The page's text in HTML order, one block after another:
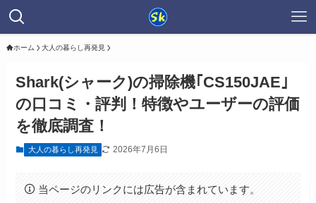
ホーム 大人の暮らし再発見
Shark(シャーク)の掃除機｢CS150JAE｣
の口コミ・評判！特徴やユーザーの評価
を徹底調査！
大人の暮らし再発見 2026年7月6日
当ページのリンクには広告が含まれています。